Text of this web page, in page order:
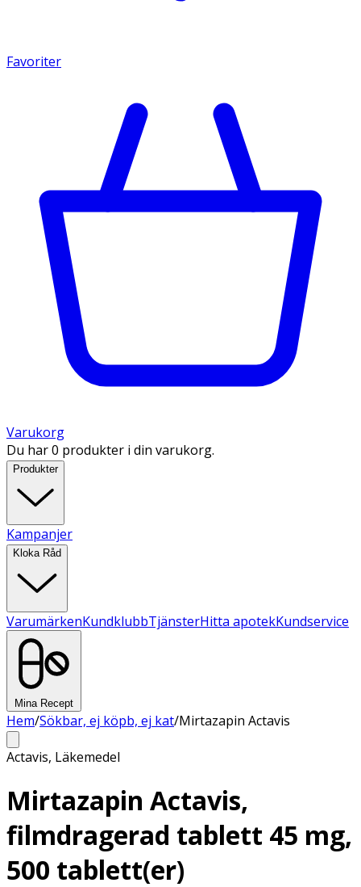
Favoriter
Varukorg
Du har 0 produkter i din varukorg.
Produkter
Kampanjer
Kloka Råd
VarumärkenKundklubbTjänsterHitta apotekKundservice
Mina Recept
Hem/Sökbar, ej köpb, ej kat/Mirtazapin Actavis
Actavis, Läkemedel
Mirtazapin Actavis,
filmdragerad tablett 45 mg,
500 tablett(er)